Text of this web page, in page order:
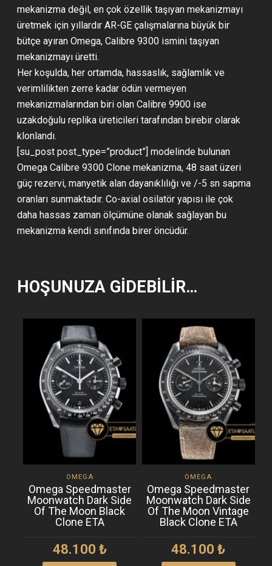
mekanizma değil, en çok özellik taşıyan mekanizmayı
üretmek için yıllardır AR-GE çalışmalarına büyük bir
bütçe ayıran Omega, Calibre 9300 ismini taşıyan
mekanizmayı üretti.
Her koşulda, her ortamda, hassaslık, sağlamlık ve
verimlilikten zerre kadar ödün vermeyen
mekanizmalarından biri olan Calibre 9900 ise
uzakdoğulu replika üreticileri tarafından birebir olarak
klonlandı.
[su_post post_type=”product”] modelinde bulunan
Omega Calibre 9300 Clone mekanizma, 48 saat üzeri
güç rezervi, manyetik alan dayanıklılığı ve /-5 sn sapma
oranları sunmaktadır. Co-axial osilatör yapısı ile çok
daha hassas zaman ölçümüne olanak sağlayan bu
mekanizma kendi sınıfında birer öncüdür.
HOŞUNUZA GIDEBILIR…
OMEGA
Omega Speedmaster
Moonwatch Dark Side
Of The Moon Black
Clone ETA
48.100 ₺
OMEGA
Omega Speedmaster
Moonwatch Dark Side
Of The Moon Vintage
Black Clone ETA
48.100₺